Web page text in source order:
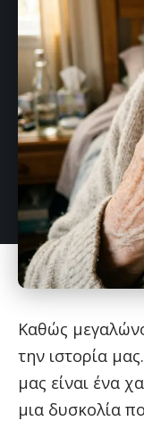
Καθώς
την ιστορία
μας είναι ένα
μια δυσκολία